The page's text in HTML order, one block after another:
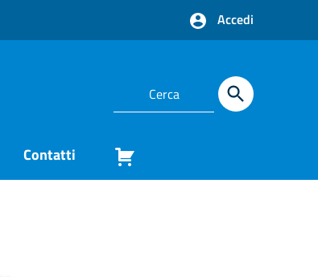
Accedi
Contatti